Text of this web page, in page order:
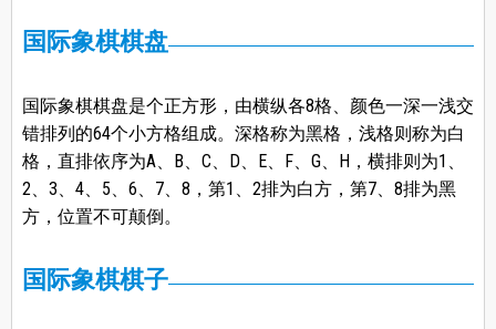
国际象棋棋盘
国际象棋棋盘是个正方形，由横纵各8格、颜色一深一浅交
错排列的64个小方格组成。深格称为黑格，浅格则称为白
格，直排依序为A、B、C、D、E、F、G、H，横排则为1、
2、3、4、5、6、7、8，第1、2排为白方，第7、8排为黑
方，位置不可颠倒。
国际象棋棋子